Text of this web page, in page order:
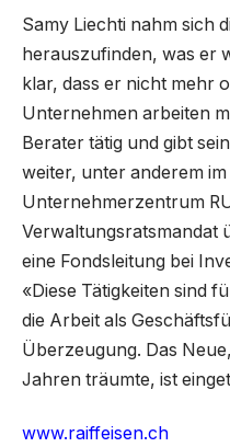
Samy Liechti nahm sich
herauszufinden, was er
klar, dass er nicht mehr
Unternehmen arbeiten
Berater tätig und gibt
weiter, unter anderem im
Unternehmerzentrum
Verwaltungsratsmandat
eine Fondsleitung bei
«Diese Tätigkeiten sind
die Arbeit als
Überzeugung. Das
Jahren träumte, ist
www.raiffeisen.ch